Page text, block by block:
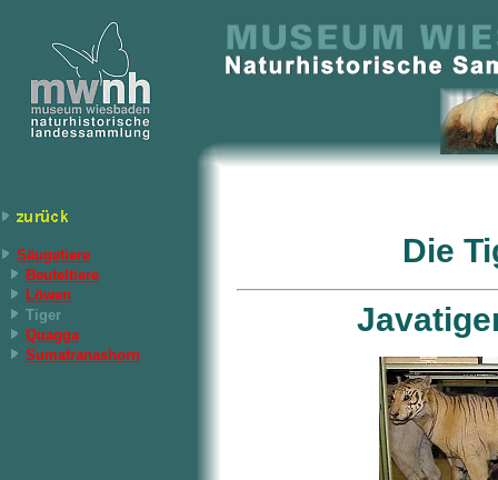
Säugetiere
Beuteltiere
Löwen
Tiger
Quagga
Sumatranashorn
Die